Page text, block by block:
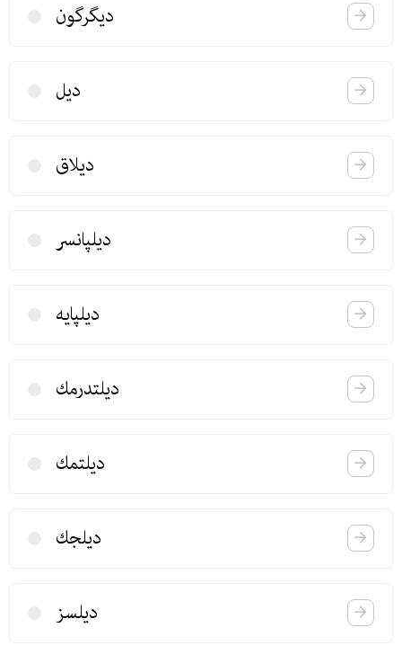
دیگرگون
دیل
دیلاق
دیلپانسر
دیلپایه
دیلتدرمك
دیلتمك
دیلجك
دیلسز